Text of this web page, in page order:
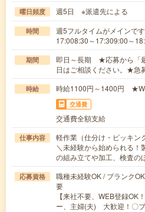
曜日頻度 週5日 ※派遣先による
時間
週5フルタイムがメインで
17:008:30～17:309:00～
期間
即日～長期 ★応募から「
日はご相談ください。★急
時給 時給1100円～1400円 ★W
交通費
交通費全額支給
仕事内容
軽作業（仕分け・ピッキン
＼未経験から始められる！
の組み立てや加工、検査
応募資格
職種未経験OK / ブランク
要
【来社不要、WEB登録OK
ー、主婦(夫) 大歓迎！〇